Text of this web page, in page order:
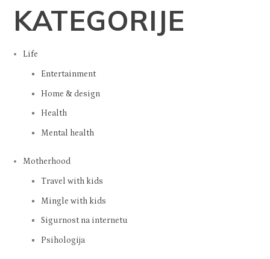
KATEGORIJE
Entertainment
Home & design
Health
Mental health